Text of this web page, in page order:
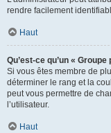
rendre facilement
Haut
Qu’est-ce qu’un «
Si vous êtes membre de
déterminer le rang et la
peut vous permettre de
l’utilisateur.
Haut